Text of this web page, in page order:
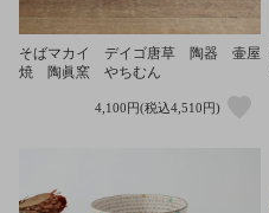
そばマカイ デイゴ唐草 陶器 壷屋
焼 陶眞窯 やちむん
4,100円(税込4,510円)